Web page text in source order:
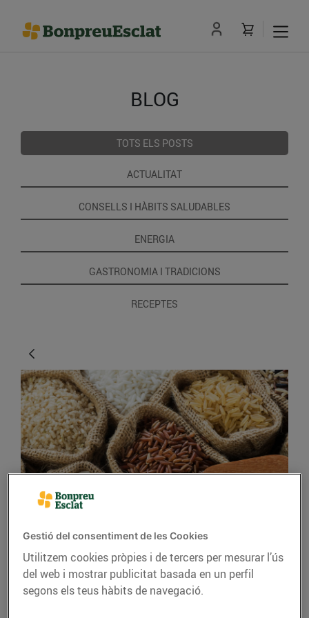
BLOG
TOTS ELS POSTS
ACTUALITAT
CONSELLS I HÀBITS SALUDABLES
ENERGIA
GASTRONOMIA I TRADICIONS
RECEPTES
CONSELLS I HÀBITS SALUDABLES
El millor arròs per a
cada plat
07/de juny/2019
Gestió del consentiment de les Cookies
Utilitzem cookies pròpies i de tercers per mesurar l’ús
del web i mostrar publicitat basada en un perfil
segons els teus hàbits de navegació.